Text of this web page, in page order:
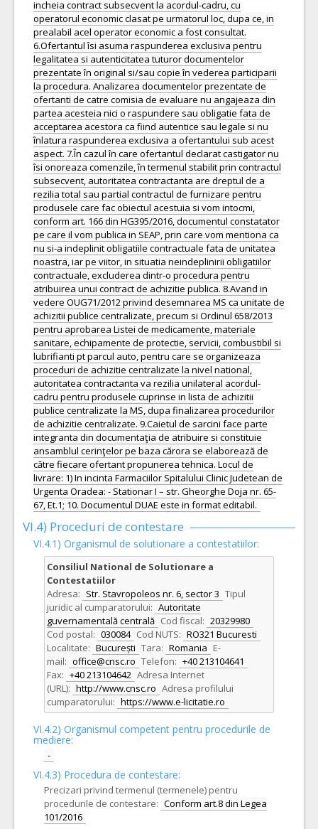
incheia contract subsecvent la acordul-cadru, cu
operatorul economic clasat pe urmatorul loc, dupa ce, in
prealabil acel operator economic a fost consultat.
6.Ofertantul îsi asuma raspunderea exclusiva pentru
legalitatea si autenticitatea tuturor documentelor
prezentate în original si/sau copie în vederea participarii
la procedura. Analizarea documentelor prezentate de
ofertanti de catre comisia de evaluare nu angajeaza din
partea acesteia nici o raspundere sau obligatie fata de
acceptarea acestora ca fiind autentice sau legale si nu
înlatura raspunderea exclusiva a ofertantului sub acest
aspect. 7.În cazul în care ofertantul declarat castigator nu
îsi onoreaza comenzile, în termenul stabilit prin contractul
subsecvent, autoritatea contractanta are dreptul de a
rezilia total sau partial contractul de furnizare pentru
produsele care fac obiectul acestuia si vom intocmi,
conform art. 166 din HG395/2016, documentul constatator
pe care il vom publica in SEAP, prin care vom mentiona ca
nu si-a indeplinit obligatiile contractuale fata de unitatea
noastra, iar pe viitor, in situatia neindeplinirii obligatiilor
contractuale, excluderea dintr-o procedura pentru
atribuirea unui contract de achizitie publica. 8.Avand in
vedere OUG71/2012 privind desemnarea MS ca unitate de
achizitii publice centralizate, precum si Ordinul 658/2013
pentru aprobarea Listei de medicamente, materiale
sanitare, echipamente de protectie, servicii, combustibil si
lubrifianti pt parcul auto, pentru care se organizeaza
proceduri de achizitie centralizate la nivel national,
autoritatea contractanta va rezilia unilateral acordul-
cadru pentru produsele cuprinse in lista de achizitii
publice centralizate la MS, dupa finalizarea procedurilor
de achizitie centralizate. 9.Caietul de sarcini face parte
integranta din documentaţia de atribuire si constituie
ansamblul cerinţelor pe baza cărora se elaborează de
către fiecare ofertant propunerea tehnica. Locul de
livrare: 1) In incinta Farmaciilor Spitalului Clinic Judetean de
Urgenta Oradea: - Stationar I – str. Gheorghe Doja nr. 65-
67, Et.1; 10. Documentul DUAE este in format editabil.
VI.4) Proceduri de contestare
VI.4.1) Organismul de solutionare a contestatiilor:
Consiliul National de Solutionare a
Contestatiilor
Adresa: Str. Stavropoleos nr. 6, sector 3 Tipul
juridic al cumparatorului: Autoritate
guvernamentală centrală Cod fiscal: 20329980
Cod postal: 030084 Cod NUTS: RO321 Bucuresti
Localitate: București Tara: Romania E-
mail: office@cnsc.ro Telefon: +40 213104641
Fax: +40 213104642 Adresa Internet
(URL): http://www.cnsc.ro Adresa profilului
cumparatorului: https://www.e-licitatie.ro
VI.4.2) Organismul competent pentru procedurile de
mediere:
-
VI.4.3) Procedura de contestare:
Precizari privind termenul (termenele) pentru
procedurile de contestare: Conform art.8 din Legea
101/2016